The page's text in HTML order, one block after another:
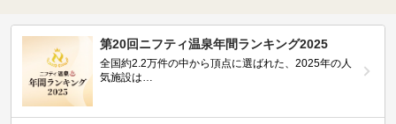
第20回ニフティ温泉年間ランキング2025
全国約2.2万件の中から頂点に選ばれた、2025年の人
気施設は…